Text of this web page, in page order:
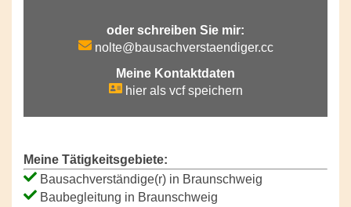
oder schreiben Sie mir:
nolte@bausachverstaendiger.cc
Meine Kontaktdaten
hier als vcf speichern
Meine Tätigkeitsgebiete:
Bausachverständige(r) in Braunschweig
Baubegleitung in Braunschweig